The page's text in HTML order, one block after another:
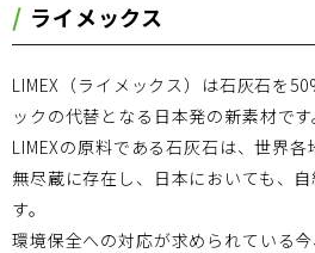
ライメックス
LIMEX（ライメックス）は石灰石を
ックの代替となる日本発の新素材です
LIMEXの原料である石灰石は、世界
無尽蔵に存在し、日本においても、
す。
環境保全への対応が求められている